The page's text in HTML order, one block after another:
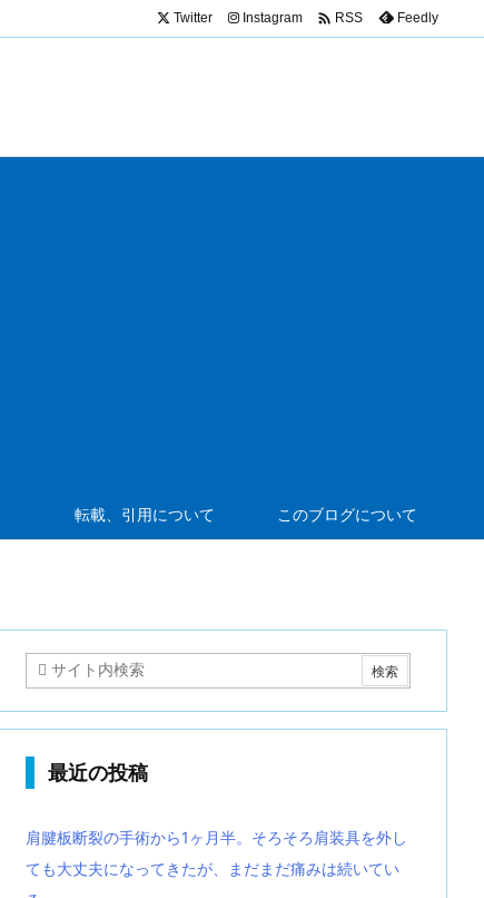
転載、引用について このブログについて
Twitter Instagram  RSS Feedly
最近の投稿
肩腱板断裂の手術から1ヶ月半。そろそろ肩装具を外し
ても大丈夫になってきたが、まだまだ痛みは続いてい